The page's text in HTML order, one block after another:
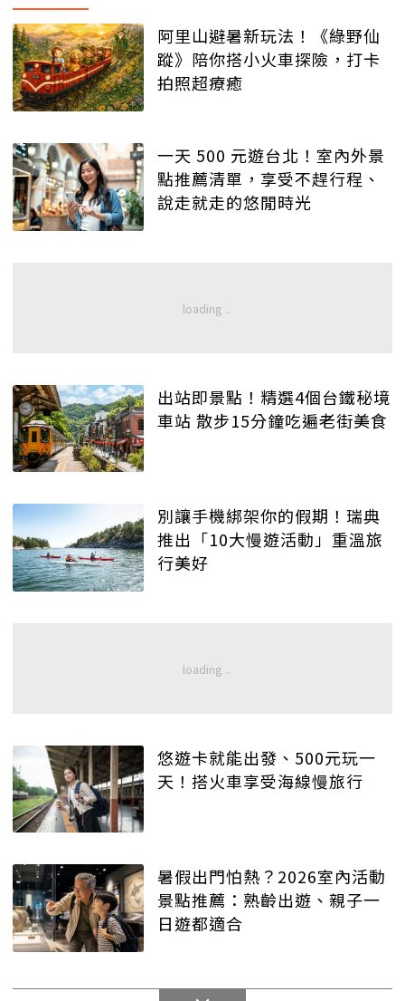
阿里山避暑新玩法！《綠野仙
蹤》陪你搭小火車探險，打卡
拍照超療癒
一天 500 元遊台北！室內外景
點推薦清單，享受不趕行程、
說走就走的悠閒時光
出站即景點！精選4個台鐵秘境
車站 散步15分鐘吃遍老街美食
別讓手機綁架你的假期！瑞典
推出「10大慢遊活動」重溫旅
行美好
悠遊卡就能出發、500元玩一
天！搭火車享受海線慢旅行
暑假出門怕熱？2026室內活動
景點推薦：熟齡出遊、親子一
日遊都適合